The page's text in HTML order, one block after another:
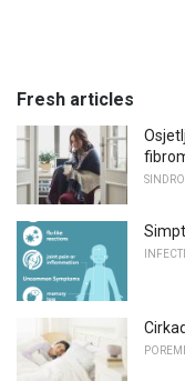
Fresh articles